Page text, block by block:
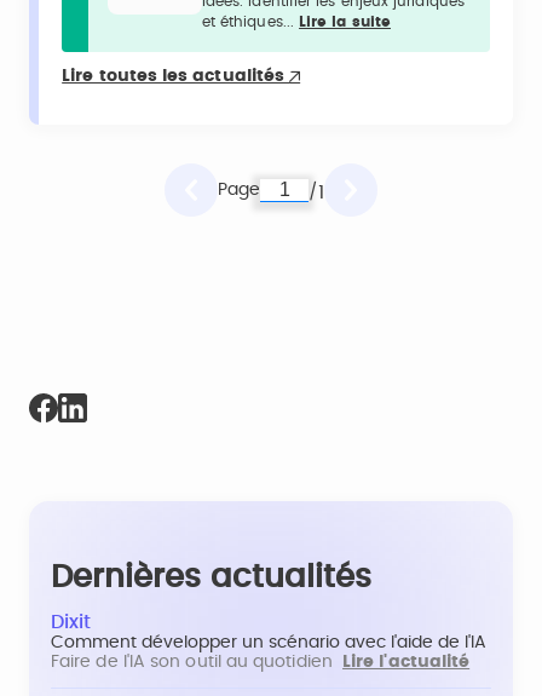
et éthiques...
Lire la suite
Lire toutes les actualités
Page / 1
Dernières actualités
Dixit
Comment développer un scénario avec l'aide de l'IA
Faire de l'IA son outil au quotidien
Lire l'actualité